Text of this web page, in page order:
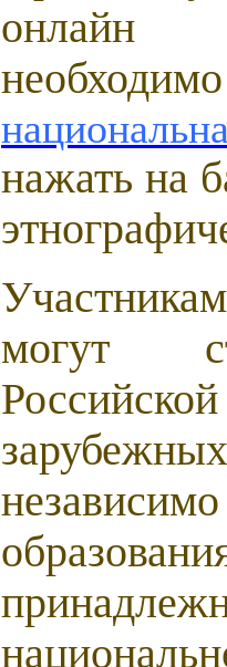
нажать на
могут